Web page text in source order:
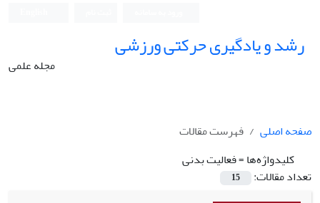
رشد و یادگیری حرکتی ورزشی
مجله علمی
صفحه اصلی
فهرست مقالات
کلیدواژه‌ها =فعالیت بدنی
تعداد مقالات:
15